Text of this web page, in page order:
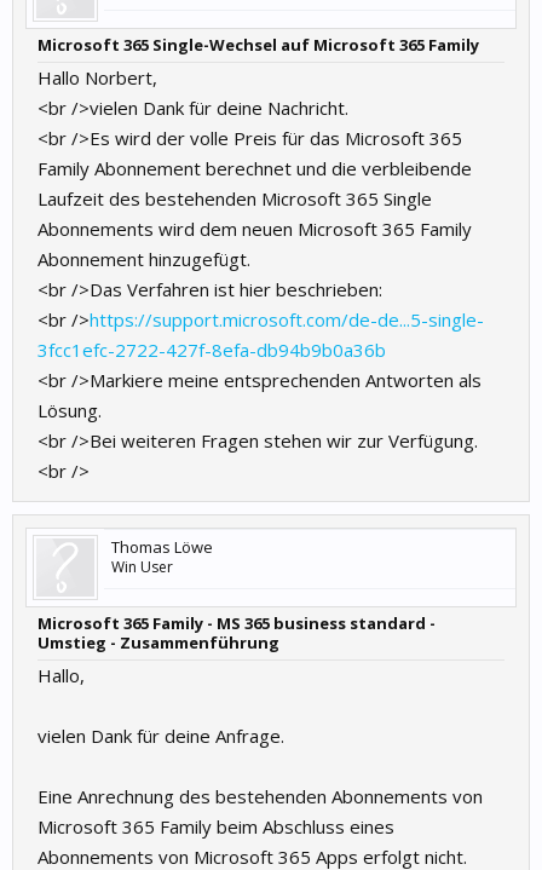
Microsoft 365 Single-Wechsel auf Microsoft 365 Family
Hallo Norbert,
<br />vielen Dank für deine Nachricht.
<br />Es wird der volle Preis für das Microsoft 365
Family Abonnement berechnet und die verbleibende
Laufzeit des bestehenden Microsoft 365 Single
Abonnements wird dem neuen Microsoft 365 Family
Abonnement hinzugefügt.
<br />Das Verfahren ist hier beschrieben:
<br />https://support.microsoft.com/de-de...5-single-
3fcc1efc-2722-427f-8efa-db94b9b0a36b
<br />Markiere meine entsprechenden Antworten als
Lösung.
<br />Bei weiteren Fragen stehen wir zur Verfügung.
<br />
Thomas Löwe
Win User
Microsoft 365 Family - MS 365 business standard -
Umstieg - Zusammenführung
Hallo,
vielen Dank für deine Anfrage.
Eine Anrechnung des bestehenden Abonnements von
Microsoft 365 Family beim Abschluss eines
Abonnements von Microsoft 365 Apps erfolgt nicht.